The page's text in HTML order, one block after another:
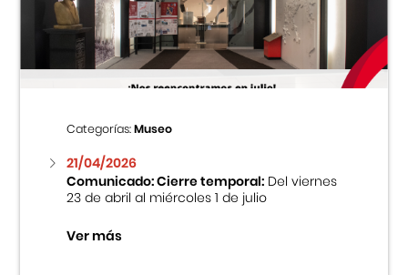
Centro Cultural Peruano Japonés
Museo de la Inmigración Japonesa
Fondo Editorial
Teatro Peruano Japonés
Categorías:Museo
21/04/2026
Comunicado: Cierre temporal:Del viernes
23 de abril al miércoles 1 de julio
Ver más